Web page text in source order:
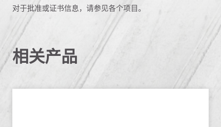
对于批准或证书信息，请参见各个项目。
相关产品